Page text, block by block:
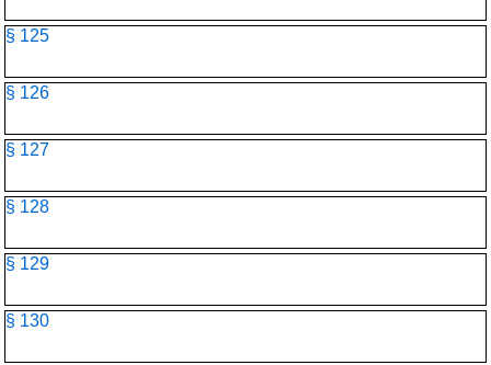
§ 125
§ 126
§ 127
§ 128
§ 129
§ 130